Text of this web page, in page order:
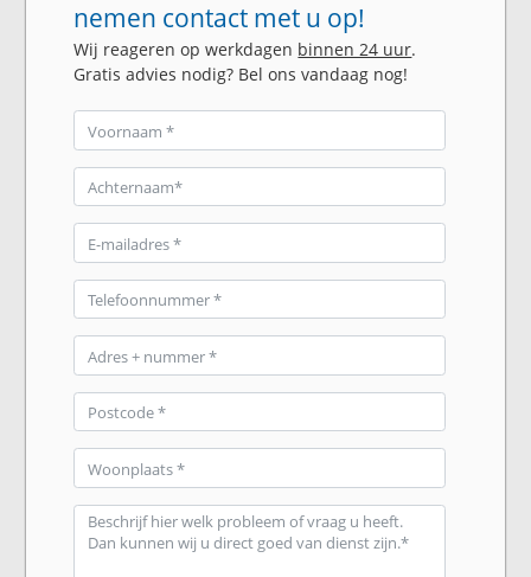
nemen contact met u op!
Wij reageren op werkdagen binnen 24 uur.
Gratis advies nodig? Bel ons vandaag nog!